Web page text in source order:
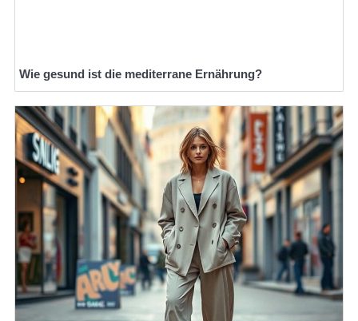
Wie gesund ist die mediterrane Ernährung?